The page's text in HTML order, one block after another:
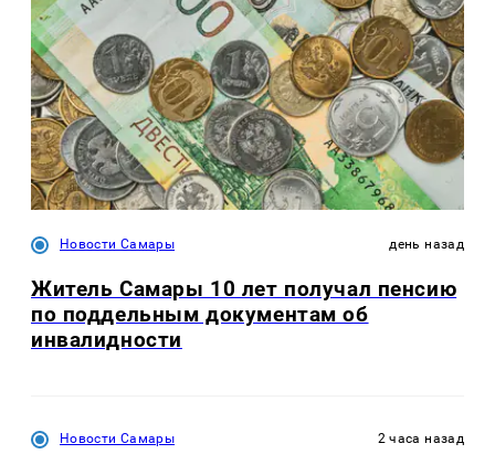
Новости Самары день назад
Житель Самары 10 лет получал пенсию
по поддельным документам об
инвалидности
Новости Самары 2 часа назад